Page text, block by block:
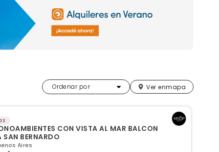
Localidades
Localidades
Localidades
Ordenar por
Más relevantes Ver enmapa
CON VISTA AL MAR BALCON
SAN BERNARDO
Aires